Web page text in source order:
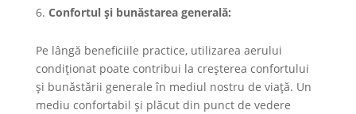
Confortul și bunăstarea generală:
Pe lângă beneficiile practice, utilizarea aerului
condiționat poate contribui la creșterea confortului
și bunăstării generale în mediul nostru de viață. Un
mediu confortabil și plăcut din punct de vedere